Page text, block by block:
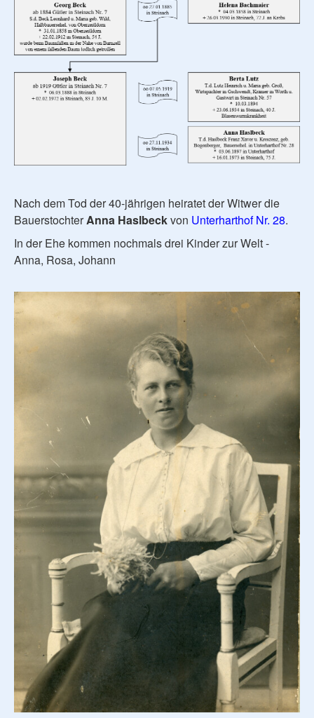
Nach dem Tod der 40-jährigen heiratet der Witwer die
BauerstochterAnna Haslbeckvon Unterharthof Nr. 28.
In der Ehe kommen nochmals drei Kinder zur Welt -
Anna, Rosa, Johann